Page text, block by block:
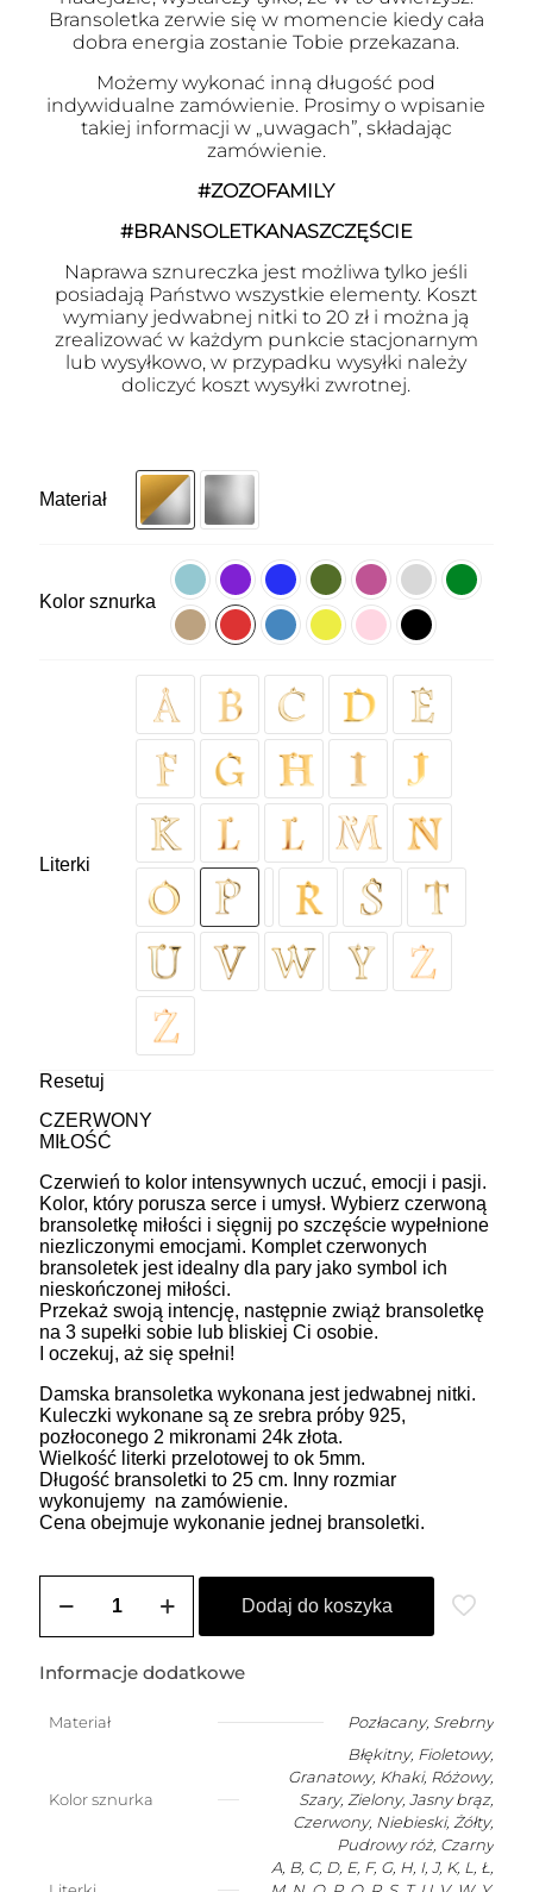
Bransoletka zerwie się w momencie kiedy cała
dobra energia zostanie Tobie przekazana.
Możemy wykonać inną długość pod
indywidualne zamówienie. Prosimy o wpisanie
takiej informacji w „uwagach”, składając
zamówienie.
#ZOZOFAMILY
#BRANSOLETKANASZCZĘŚCIE
Naprawa sznureczka jest możliwa tylko jeśli
posiadają Państwo wszystkie elementy. Koszt
wymiany jedwabnej nitki to 20 zł i można ją
zrealizować w każdym punkcie stacjonarnym
lub wysyłkowo, w przypadku wysyłki należy
doliczyć koszt wysyłki zwrotnej.
Materiał
Kolor sznurka
Literki
Resetuj
CZERWONY
MIŁOŚĆ
Czerwień to kolor intensywnych uczuć, emocji i pasji.
Kolor, który porusza serce i umysł. Wybierz czerwoną
bransoletkę miłości i sięgnij po szczęście wypełnione
niezliczonymi emocjami. Komplet czerwonych
bransoletek jest idealny dla pary jako symbol ich
nieskończonej miłości.
Przekaż swoją intencję, następnie zwiąż bransoletkę
na 3 supełki sobie lub bliskiej Ci osobie.
I oczekuj, aż się spełni!
Damska bransoletka wykonana jest jedwabnej nitki.
Kuleczki wykonane są ze srebra próby 925,
pozłoconego 2 mikronami 24k złota.
Wielkość literki przelotowej to ok 5mm.
Długość bransoletki to 25 cm. Inny rozmiar
wykonujemy na zamówienie.
Cena obejmuje wykonanie jednej bransoletki.
Bransoletka
szczęście
dowolną
literką
Dodaj do koszyka
Informacje dodatkowe
Materiał Pozłacany, Srebrny
Kolor sznurka
Błękitny, Fioletowy,
Granatowy, Khaki, Różowy,
Szary, Zielony, Jasny brąz,
Czerwony, Niebieski, Żółty,
Pudrowy róż, Czarny
A, B, C, D, E, F, G, H, I, J, K, L, Ł,